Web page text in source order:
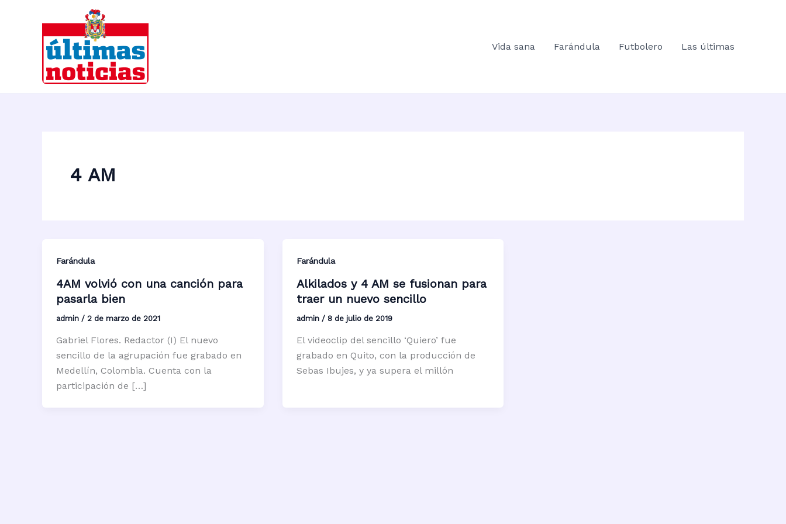
contenido
Vida sana
Farándula Futbolero Las últimas
4 AM
Farándula
4AM volvió con una canción para
pasarla bien
admin / 2 de marzo de 2021
Gabriel Flores. Redactor (I) El nuevo
sencillo de la agrupación fue grabado en
Medellín, Colombia. Cuenta con la
participación de […]
Farándula
Alkilados y 4 AM se fusionan para
traer un nuevo sencillo
admin / 8 de julio de 2019
El videoclip del sencillo ‘Quiero’ fue
grabado en Quito, con la producción de
Sebas Ibujes, y ya supera el millón